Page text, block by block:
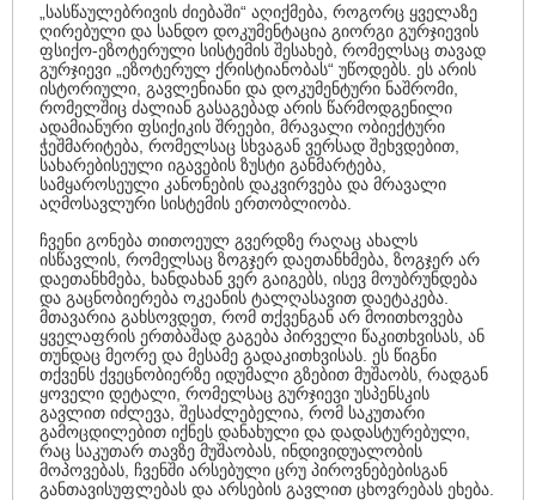
„სასწაულებრივის ძიებაში“ აღიქმება, როგორც ყველაზე
ღირებული და სანდო დოკუმენტაცია გიორგი გურჯიევის
ფსიქო-ეზოტერული სისტემის შესახებ, რომელსაც თავად
გურჯიევი „ეზოტერულ ქრისტიანობას“ უწოდებს. ეს არის
ისტორიული, გავლენიანი და დოკუმენტური ნაშრომი,
რომელშიც ძალიან გასაგებად არის წარმოდგენილი
ადამიანური ფსიქიკის შრეები, მრავალი ობიექტური
ჭეშმარიტება, რომელსაც სხვაგან ვერსად შეხვდებით,
სახარებისეული იგავების ზუსტი განმარტება,
სამყაროსეული კანონების დაკვირვება და მრავალი
აღმოსავლური სისტემის ერთობლიობა.
ჩვენი გონება თითოეულ გვერდზე რაღაც ახალს
ისწავლის, რომელსაც ზოგჯერ დაეთანხმება, ზოგჯერ არ
დაეთანხმება, ხანდახან ვერ გაიგებს, ისევ მოუბრუნდება
და გაცნობიერება ოკეანის ტალღასავით დაეტაკება.
მთავარია გახსოვდეთ, რომ თქვენგან არ მოითხოვება
ყველაფრის ერთბაშად გაგება პირველი წაკითხვისას, ან
თუნდაც მეორე და მესამე გადაკითხვისას. ეს წიგნი
თქვენს ქვეცნობიერზე იდუმალი გზებით მუშაობს, რადგან
ყოველი დეტალი, რომელსაც გურჯიევი უსპენსკის
გავლით იძლევა, შესაძლებელია, რომ საკუთარი
გამოცდილებით იქნეს დანახული და დადასტურებული,
რაც საკუთარ თავზე მუშაობას, ინდივიდუალობის
მოპოვებას, ჩვენში არსებული ცრუ პიროვნებებისგან
განთავისუფლებას და არსების გავლით ცხოვრებას ეხება.